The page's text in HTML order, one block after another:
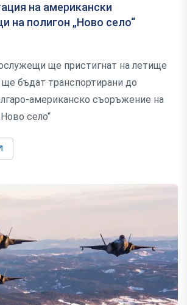
на американски
на полигон „Ново село“
ще пристигнат на летище
бъдат транспортирани до
американско съоръжение на
село“